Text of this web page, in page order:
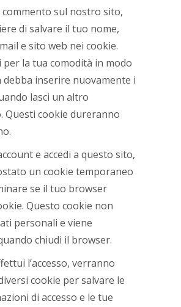
commento sul nostro sito,
di salvare il tuo nome,
e sito web nei cookie.
per la tua comodità in modo
debba inserire nuovamente i
lasci un altro
Questi cookie dureranno
e accedi a questo sito,
un cookie temporaneo
se il tuo browser
Questo cookie non
personali e viene
chiudi il browser.
l’accesso, verranno
cookie per salvare le
di accesso e le tue